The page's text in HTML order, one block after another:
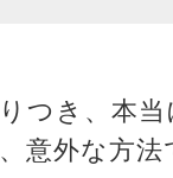
つき、本
意外な方